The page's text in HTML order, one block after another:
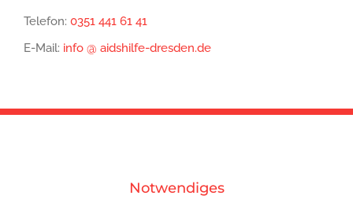
Telefon: 0351 441 61 41
E-Mail: info @ aidshilfe-dresden.de
Notwendiges